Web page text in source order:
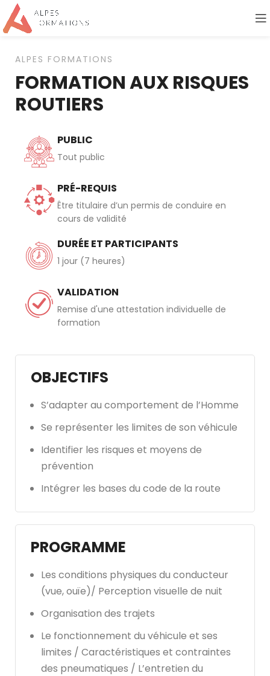
ALPES FORMATIONS
FORMATION AUX RISQUES
ROUTIERS
PUBLIC
Tout public
PRÉ-REQUIS
Être titulaire d’un permis de conduire en
cours de validité
DURÉE ET PARTICIPANTS
1 jour (7 heures)
VALIDATION
Remise d'une attestation individuelle de
formation
OBJECTIFS
S’adapter au comportement de l’Homme
Se représenter les limites de son véhicule
Identifier les risques et moyens de
prévention
Intégrer les bases du code de la route
PROGRAMME
Les conditions physiques du conducteur
(vue, ouïe)/ Perception visuelle de nuit
Organisation des trajets
Le fonctionnement du véhicule et ses
limites / Caractéristiques et contraintes
des pneumatiques / L’entretien du